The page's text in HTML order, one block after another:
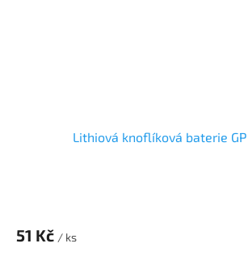
Lithiová knoflíková baterie GP
51 Kč / ks